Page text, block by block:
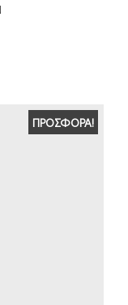
ΠΡΟΣΦΟΡΆ!